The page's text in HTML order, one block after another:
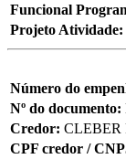
Funcional
Projeto Atividade:
Número do
Nº do documento:
Credor: CLEBER
CPF credor /